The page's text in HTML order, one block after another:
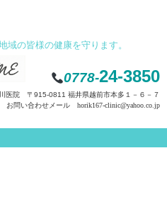
域の皆様の健康を守ります。
0778-24-3850
医院 〒915-0811 福井県越前市本多１－６－７
お問い合わせメール horik167-clinic@yahoo.co.jp